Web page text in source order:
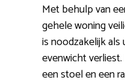
Met behulp van
gehele woning
is noodzakelijk
evenwicht
een stoel en een